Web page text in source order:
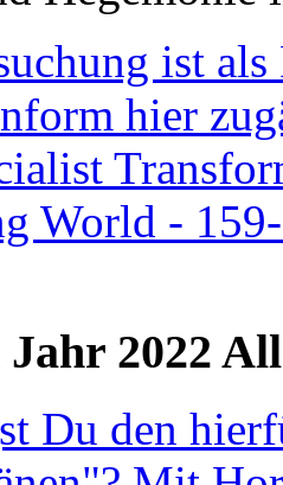
ist
hier
World -
2022
Du den